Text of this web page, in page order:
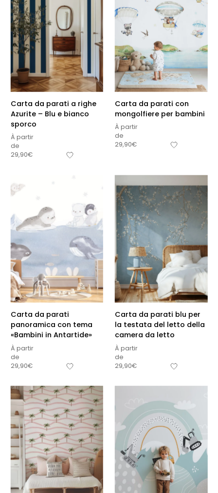
Carta da parati a righe
Azurite – Blu e bianco
sporco
À partir
de
29,90€
Carta da parati con
mongolfiere per bambini
À partir
de
29,90€
Carta da parati
panoramica con tema
«Bambini in Antartide»
À partir
de
29,90€
Carta da parati blu per
la testata del letto della
camera da letto
À partir
de
29,90€